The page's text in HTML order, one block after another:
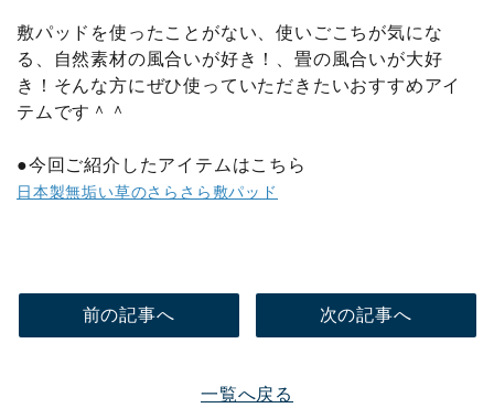
敷パッドを使ったことがない、使いごこちが気にな
る、自然素材の風合いが好き！、畳の風合いが大好
き！そんな方にぜひ使っていただきたいおすすめアイ
テムです＾＾
●今回ご紹介したアイテムはこちら
日本製無垢い草のさらさら敷パッド
前の記事へ
一覧へ戻る
次の記事へ